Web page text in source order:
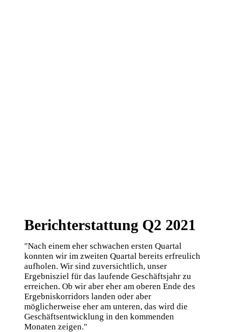
Berichterstattung Q2 2021
"Nach einem eher schwachen ersten Quartal
konnten wir im zweiten Quartal bereits erfreulich
aufholen. Wir sind zuversichtlich, unser
Ergebnisziel für das laufende Geschäftsjahr zu
erreichen. Ob wir aber eher am oberen Ende des
Ergebniskorridors landen oder aber
möglicherweise eher am unteren, das wird die
Geschäftsentwicklung in den kommenden
Monaten zeigen."